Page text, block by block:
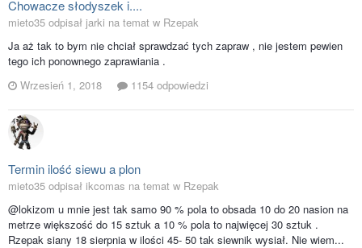
Chowacze słodyszek i....
mieto35 odpisał jarki na temat w Rzepak
Ja aż tak to bym nie chciał sprawdzać tych zapraw , nie jestem pewien
tego ich ponownego zaprawiania .
Wrzesień 1, 2018
1154 odpowiedzi
Termin ilość siewu a plon
mieto35 odpisał ikcomas na temat w Rzepak
@lokizom u mnie jest tak samo 90 % pola to obsada 10 do 20 nasion na
metrze większość do 15 sztuk a 10 % pola to najwięcej 30 sztuk .
Rzepak siany 18 sierpnia w ilości 45- 50 tak siewnik wysiał. Nie wiem...